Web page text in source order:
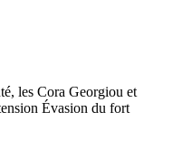
les Cora Georgiou et
Évasion du fort